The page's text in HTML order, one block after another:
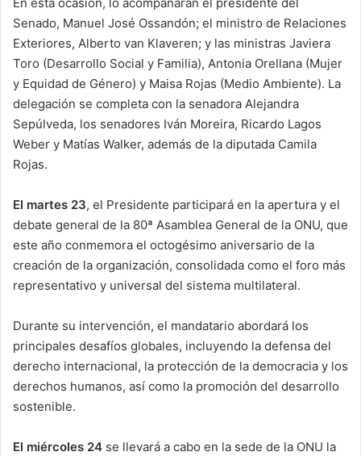
En esta ocasión, lo acompañarán el presidente del
Senado, Manuel José Ossandón; el ministro de Relaciones
Exteriores, Alberto van Klaveren; y las ministras Javiera
Toro (Desarrollo Social y Familia), Antonia Orellana (Mujer
y Equidad de Género) y Maisa Rojas (Medio Ambiente). La
delegación se completa con la senadora Alejandra
Sepúlveda, los senadores Iván Moreira, Ricardo Lagos
Weber y Matías Walker, además de la diputada Camila
Rojas.
El martes 23, el Presidente participará en la apertura y el
debate general de la 80ª Asamblea General de la ONU, que
este año conmemora el octogésimo aniversario de la
creación de la organización, consolidada como el foro más
representativo y universal del sistema multilateral.
Durante su intervención, el mandatario abordará los
principales desafíos globales, incluyendo la defensa del
derecho internacional, la protección de la democracia y los
derechos humanos, así como la promoción del desarrollo
sostenible.
El miércoles 24 se llevará a cabo en la sede de la ONU la